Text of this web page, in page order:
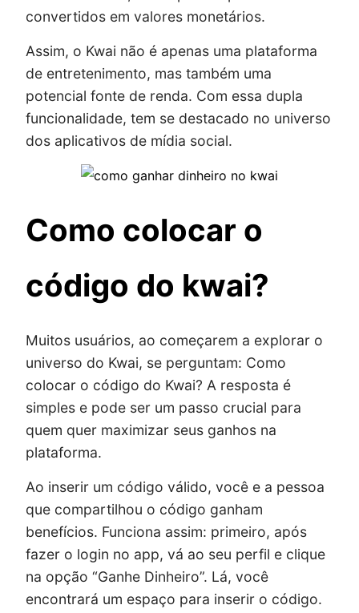
convertidos em valores monetários.
Assim, o Kwai não é apenas uma plataforma
de entretenimento, mas também uma
potencial fonte de renda. Com essa dupla
funcionalidade, tem se destacado no universo
dos aplicativos de mídia social.
Como colocar o
código do kwai?
Muitos usuários, ao começarem a explorar o
universo do Kwai, se perguntam: Como
colocar o código do Kwai? A resposta é
simples e pode ser um passo crucial para
quem quer maximizar seus ganhos na
plataforma.
Ao inserir um código válido, você e a pessoa
que compartilhou o código ganham
benefícios. Funciona assim: primeiro, após
fazer o login no app, vá ao seu perfil e clique
na opção “Ganhe Dinheiro”. Lá, você
encontrará um espaço para inserir o código.